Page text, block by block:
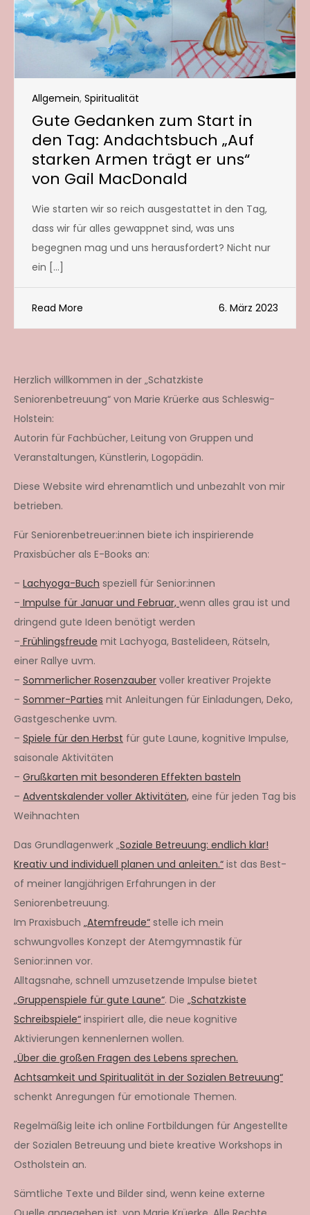
Allgemein, Spiritualität
Gute Gedanken zum Start in
den Tag: Andachtsbuch „Auf
starken Armen trägt er uns“
von Gail MacDonald
Wie starten wir so reich ausgestattet in den Tag,
dass wir für alles gewappnet sind, was uns
begegnen mag und uns herausfordert? Nicht nur
ein […]
Read More 6. März 2023
Herzlich willkommen in der „Schatzkiste
Seniorenbetreuung“ von Marie Krüerke aus Schleswig-
Holstein:
Autorin für Fachbücher, Leitung von Gruppen und
Veranstaltungen, Künstlerin, Logopädin.
Diese Website wird ehrenamtlich und unbezahlt von mir
betrieben.
Für Seniorenbetreuer:innen biete ich inspirierende
Praxisbücher als E-Books an:
– Lachyoga-Buch speziell für Senior:innen
– Impulse für Januar und Februar, wenn alles grau ist und
dringend gute Ideen benötigt werden
– Frühlingsfreude mit Lachyoga, Bastelideen, Rätseln,
einer Rallye uvm.
– Sommerlicher Rosenzauber voller kreativer Projekte
– Sommer-Parties mit Anleitungen für Einladungen, Deko,
Gastgeschenke uvm.
– Spiele für den Herbst für gute Laune, kognitive Impulse,
saisonale Aktivitäten
– Grußkarten mit besonderen Effekten basteln
– Adventskalender voller Aktivitäten, eine für jeden Tag bis
Weihnachten
Das Grundlagenwerk „Soziale Betreuung: endlich klar!
Kreativ und individuell planen und anleiten.“ ist das Best-
of meiner langjährigen Erfahrungen in der
Seniorenbetreuung.
Im Praxisbuch „Atemfreude“ stelle ich mein
schwungvolles Konzept der Atemgymnastik für
Senior:innen vor.
Alltagsnahe, schnell umzusetzende Impulse bietet
„Gruppenspiele für gute Laune“. Die „Schatzkiste
Schreibspiele“ inspiriert alle, die neue kognitive
Aktivierungen kennenlernen wollen.
„Über die großen Fragen des Lebens sprechen.
Achtsamkeit und Spiritualität in der Sozialen Betreuung“
schenkt Anregungen für emotionale Themen.
Regelmäßig leite ich online Fortbildungen für Angestellte
der Sozialen Betreuung und biete kreative Workshops in
Ostholstein an.
Sämtliche Texte und Bilder sind, wenn keine externe